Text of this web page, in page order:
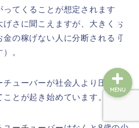
てくることが想定されます
げさに聞こえますが、大きくお
の稼げない人に分断される可
。
ューバーが社会人より圧倒的
とが起き始めています。
MENU
お問い合わせ